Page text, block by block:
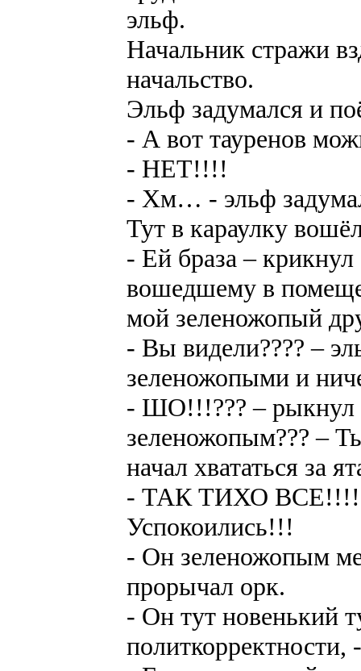
эльф.
Начальник стражи
начальство.
Эльф задумался и
- А вот тауренов
- НЕТ!!!!
- Хм… - эльф
Тут в караулку
- Ей браза –
вошедшему в
мой зеленожопый
- Вы видели???? –
зеленожопыми и
- ШО!!!??? – рыкнул
зеленожопым??? –
начал хвататься за
- ТАК ТИХО ВСЕ!!!! –
Успокоились!!!
- Он зеленожопым
прорычал орк.
- Он тут новенький
политкорректности,